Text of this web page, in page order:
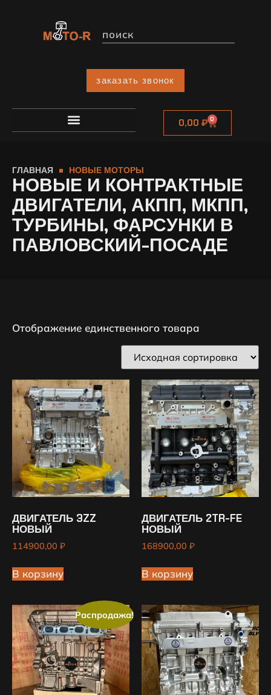
заказать звонок
0,00 ₽ 0
ГЛАВНАЯ НОВЫЕ МОТОРЫ
НОВЫЕ И КОНТРАКТНЫЕ
ДВИГАТЕЛИ, АКПП, МКПП,
ТУРБИНЫ, ФАРСУНКИ В
ПАВЛОВСКИЙ-ПОСАДЕ
Отображение единственного товара
ДВИГАТЕЛЬ 3ZZ
НОВЫЙ
114900,00 ₽
В корзину
ДВИГАТЕЛЬ 2TR-FE
НОВЫЙ
168900,00 ₽
В корзину
Распродажа!